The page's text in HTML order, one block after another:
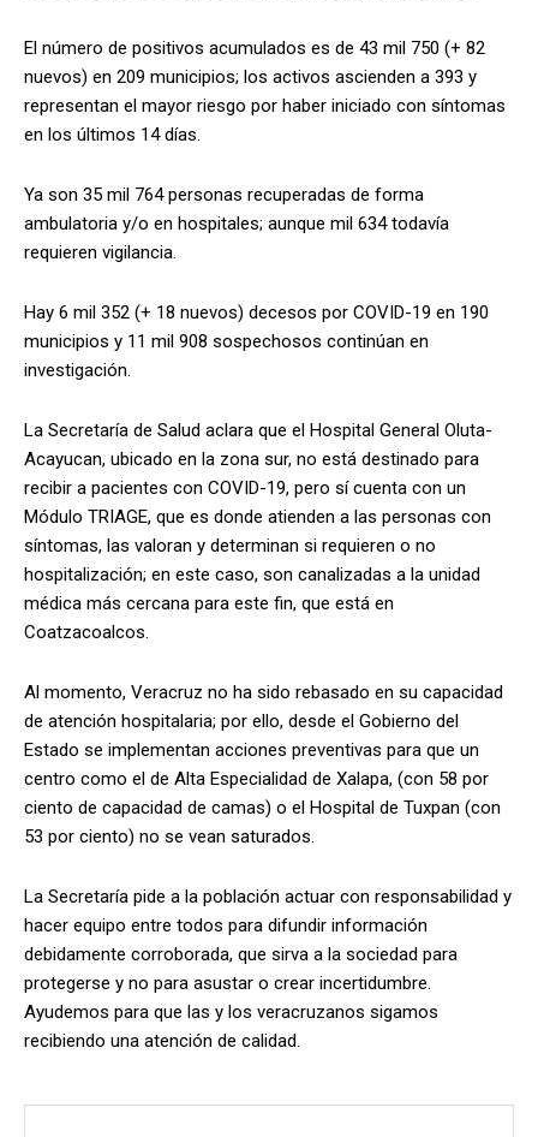
El número de positivos acumulados es de 43 mil 750 (+ 82
nuevos) en 209 municipios; los activos ascienden a 393 y
representan el mayor riesgo por haber iniciado con síntomas
en los últimos 14 días.
Ya son 35 mil 764 personas recuperadas de forma
ambulatoria y/o en hospitales; aunque mil 634 todavía
requieren vigilancia.
Hay 6 mil 352 (+ 18 nuevos) decesos por COVID-19 en 190
municipios y 11 mil 908 sospechosos continúan en
investigación.
La Secretaría de Salud aclara que el Hospital General Oluta-
Acayucan, ubicado en la zona sur, no está destinado para
recibir a pacientes con COVID-19, pero sí cuenta con un
Módulo TRIAGE, que es donde atienden a las personas con
síntomas, las valoran y determinan si requieren o no
hospitalización; en este caso, son canalizadas a la unidad
médica más cercana para este fin, que está en
Coatzacoalcos.
Al momento, Veracruz no ha sido rebasado en su capacidad
de atención hospitalaria; por ello, desde el Gobierno del
Estado se implementan acciones preventivas para que un
centro como el de Alta Especialidad de Xalapa, (con 58 por
ciento de capacidad de camas) o el Hospital de Tuxpan (con
53 por ciento) no se vean saturados.
La Secretaría pide a la población actuar con responsabilidad y
hacer equipo entre todos para difundir información
debidamente corroborada, que sirva a la sociedad para
protegerse y no para asustar o crear incertidumbre.
Ayudemos para que las y los veracruzanos sigamos
recibiendo una atención de calidad.